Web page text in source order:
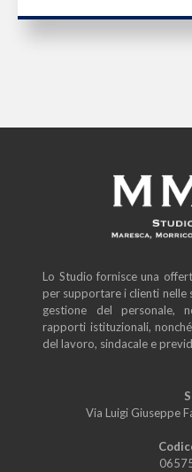
Lo Studio fornisce una
per supportare i clienti nelle
gestione del personale,
rapporti istituzionali,
del lavoro, sindacale e
Via Luigi Giuseppe